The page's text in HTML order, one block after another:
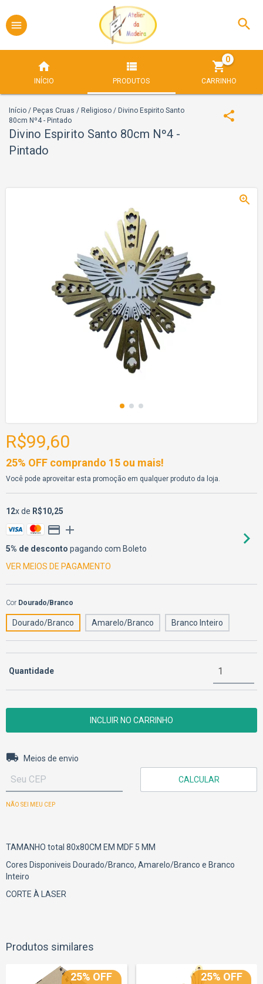
INÍCIO PRODUTOS CARRINHO
0
Início / Peças Cruas / Religioso / Divino Espirito Santo
80cm Nº4 - Pintado
Divino Espirito Santo 80cm Nº4 -
Pintado
R$99,60
25% OFF comprando 15 ou mais!
Você pode aproveitar esta promoção em qualquer produto da loja.
12x de R$10,25
5% de desconto pagando com Boleto
VER MEIOS DE PAGAMENTO
Cor Dourado/Branco
Dourado/Branco Amarelo/Branco Branco Inteiro
Quantidade
Entregas para o CEP:
Meios de envio
CALCULAR
NÃO SEI MEU CEP
TAMANHO total 80x80CM EM MDF 5 MM
Cores Disponiveis Dourado/Branco, Amarelo/Branco e Branco
Inteiro
CORTE À LASER
Produtos similares
25% OFF 25% OFF